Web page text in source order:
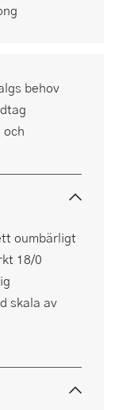
behov
oumbärligt
18/0
skala av